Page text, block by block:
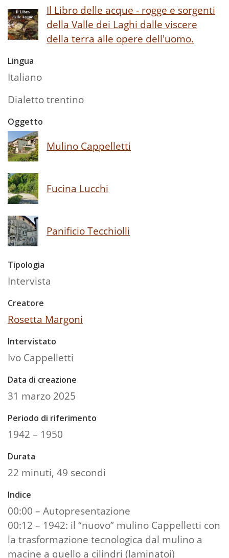
Il Libro delle acque - rogge e sorgenti
della Valle dei Laghi dalle viscere
della terra alle opere dell'uomo.
Lingua
Italiano
Dialetto trentino
Oggetto
Mulino Cappelletti
Fucina Lucchi
Panificio Tecchiolli
Tipologia
Intervista
Creatore
Rosetta Margoni
Intervistato
Ivo Cappelletti
Data di creazione
31 marzo 2025
Periodo di riferimento
1942 – 1950
Durata
22 minuti, 49 secondi
Indice
00:00 – Autopresentazione
00:12 – 1942: il “nuovo” mulino Cappelletti con
la trasformazione tecnologica dal mulino a
macine a quello a cilindri (laminatoi)